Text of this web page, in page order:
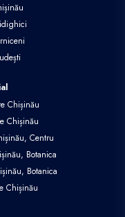
Chișinău
Chișinău
Centru
Botanica
Botanica
Chișinău